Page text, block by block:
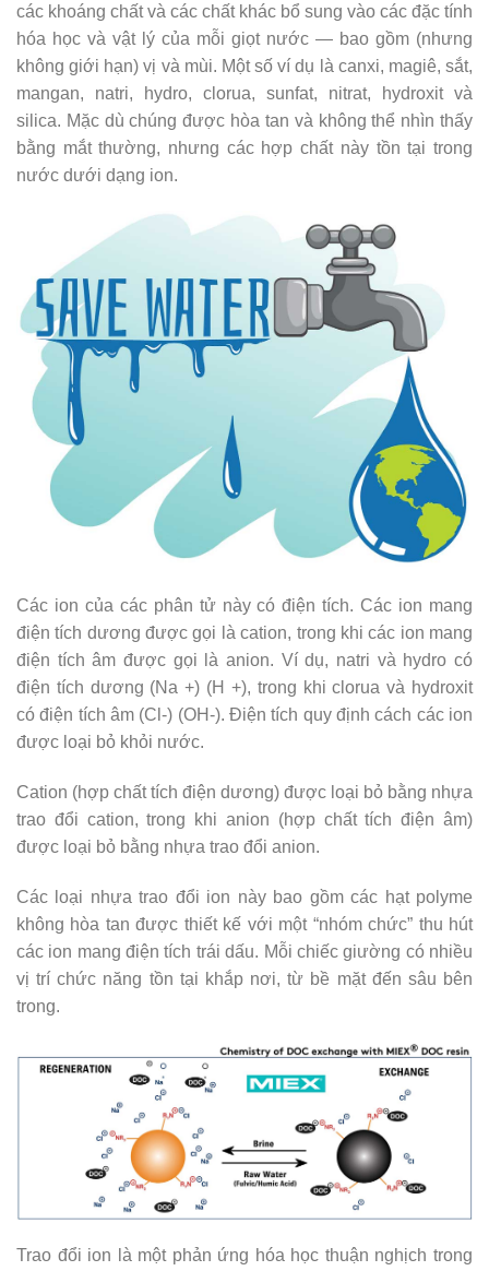
các khoáng chất và các chất khác bổ sung vào các đặc tính
hóa học và vật lý của mỗi giọt nước — bao gồm (nhưng
không giới hạn) vị và mùi. Một số ví dụ là canxi, magiê, sắt,
mangan, natri, hydro, clorua, sunfat, nitrat, hydroxit và
silica. Mặc dù chúng được hòa tan và không thể nhìn thấy
bằng mắt thường, nhưng các hợp chất này tồn tại trong
nước dưới dạng ion.
Các ion của các phân tử này có điện tích. Các ion mang
điện tích dương được gọi là cation, trong khi các ion mang
điện tích âm được gọi là anion. Ví dụ, natri và hydro có
điện tích dương (Na +) (H +), trong khi clorua và hydroxit
có điện tích âm (Cl-) (OH-). Điện tích quy định cách các ion
được loại bỏ khỏi nước.
Cation (hợp chất tích điện dương) được loại bỏ bằng nhựa
trao đổi cation, trong khi anion (hợp chất tích điện âm)
được loại bỏ bằng nhựa trao đổi anion.
Các loại nhựa trao đổi ion này bao gồm các hạt polyme
không hòa tan được thiết kế với một “nhóm chức” thu hút
các ion mang điện tích trái dấu. Mỗi chiếc giường có nhiều
vị trí chức năng tồn tại khắp nơi, từ bề mặt đến sâu bên
trong.
Trao đổi ion là một phản ứng hóa học thuận nghịch trong